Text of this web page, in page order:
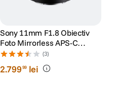
Sony 11mm F1.8 Obiectiv
Foto Mirrorless APS-C
Montura E
(3)
2.79999 lei